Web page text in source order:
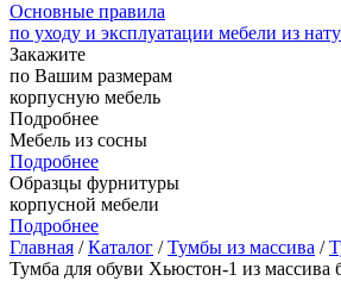
Основные правила
по уходу и эксплуатации мебели из
Закажите
по Вашим размерам
корпусную мебель
Подробнее
Мебель из сосны
Подробнее
Образцы фурнитуры
корпусной мебели
Подробнее
Главная /Каталог /Тумбы из массива /
Тумба для обуви Хьюстон-1 из массива